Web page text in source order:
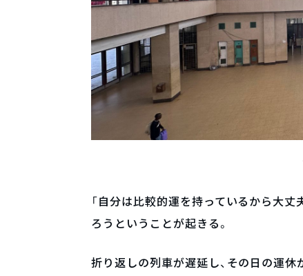
「自分は比較的運を持っているから大丈
ろうということが起きる。
折り返しの列車が遅延し、その日の運